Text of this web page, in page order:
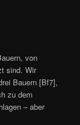
von
sind. Wir
Bauern [Bf7],
zu dem
– aber